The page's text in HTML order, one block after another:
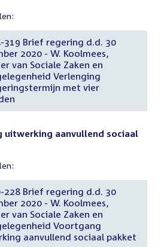
319 Brief regering d.d. 30
2020 - W. Koolmees,
van Sociale Zaken en
Verlenging
met vier
uitwerking aanvullend sociaal
228 Brief regering d.d. 30
2020 - W. Koolmees,
van Sociale Zaken en
Voortgang
aanvullend sociaal pakket